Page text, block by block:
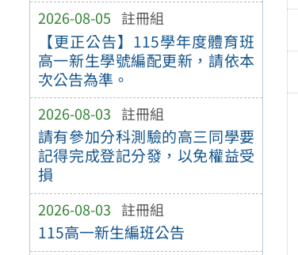
2026-08-05 註冊組
【更正公告】115學年度體育班
高一新生學號編配更新，請依本
次公告為準。
2026-08-03 註冊組
請有參加分科測驗的高三同學要
記得完成登記分發，以免權益受
損
2026-08-03 註冊組
115高一新生編班公告